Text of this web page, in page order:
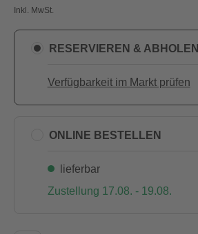
Inkl. MwSt.
RESERVIEREN & ABHOLEN
Verfügbarkeit im Markt prüfen
ONLINE BESTELLEN
lieferbar
Zustellung 17.08. - 19.08.